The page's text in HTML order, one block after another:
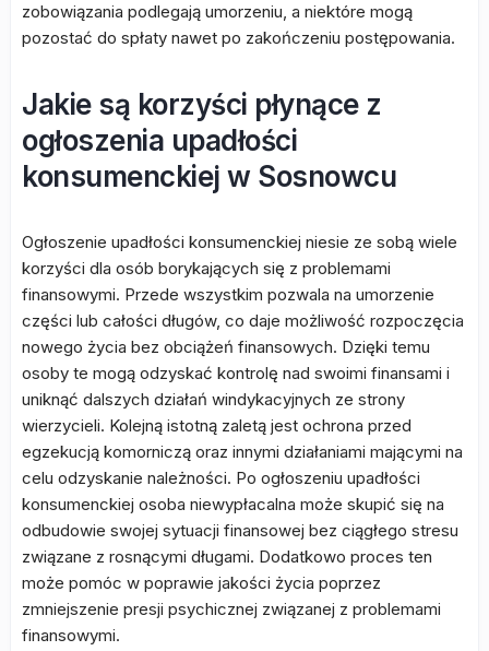
zobowiązania podlegają umorzeniu, a niektóre mogą
pozostać do spłaty nawet po zakończeniu postępowania.
Jakie są korzyści płynące z
ogłoszenia upadłości
konsumenckiej w Sosnowcu
Ogłoszenie upadłości konsumenckiej niesie ze sobą wiele
korzyści dla osób borykających się z problemami
finansowymi. Przede wszystkim pozwala na umorzenie
części lub całości długów, co daje możliwość rozpoczęcia
nowego życia bez obciążeń finansowych. Dzięki temu
osoby te mogą odzyskać kontrolę nad swoimi finansami i
uniknąć dalszych działań windykacyjnych ze strony
wierzycieli. Kolejną istotną zaletą jest ochrona przed
egzekucją komorniczą oraz innymi działaniami mającymi na
celu odzyskanie należności. Po ogłoszeniu upadłości
konsumenckiej osoba niewypłacalna może skupić się na
odbudowie swojej sytuacji finansowej bez ciągłego stresu
związane z rosnącymi długami. Dodatkowo proces ten
może pomóc w poprawie jakości życia poprzez
zmniejszenie presji psychicznej związanej z problemami
finansowymi.